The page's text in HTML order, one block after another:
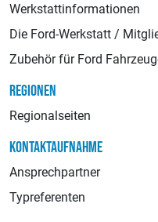
Werkstattinformationen
Die Ford-Werkstatt /
Zubehör für Ford
REGIONEN
Regionalseiten
KONTAKTAUFNAHME
Ansprechpartner
Typreferenten